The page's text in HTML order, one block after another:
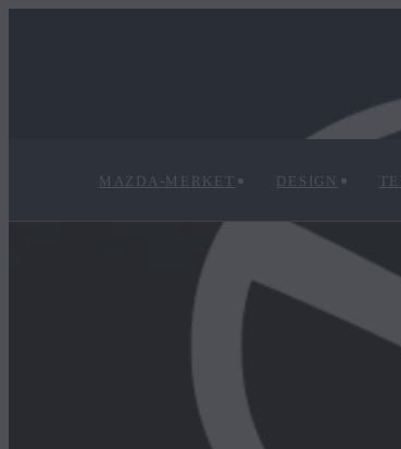
MAZDA-MERKET DESIGN